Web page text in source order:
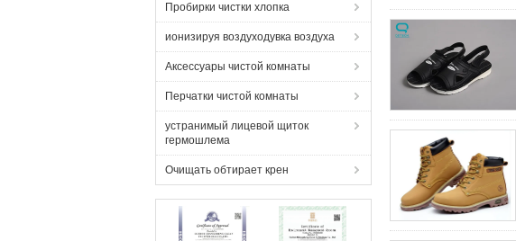
Пробирки чистки хлопка
ионизируя воздуходувка воздуха
Аксессуары чистой комнаты
Перчатки чистой комнаты
устранимый лицевой щиток
гермошлема
Очищать обтирает крен